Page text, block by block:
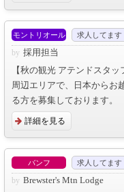
モントリオール 求人してます
採用担当
【秋の観光 アテンドスタ
周辺エリアで、日本からお
る方を募集しております。
詳細を見る
バンフ 求人してます
Brewster's Mtn Lodge